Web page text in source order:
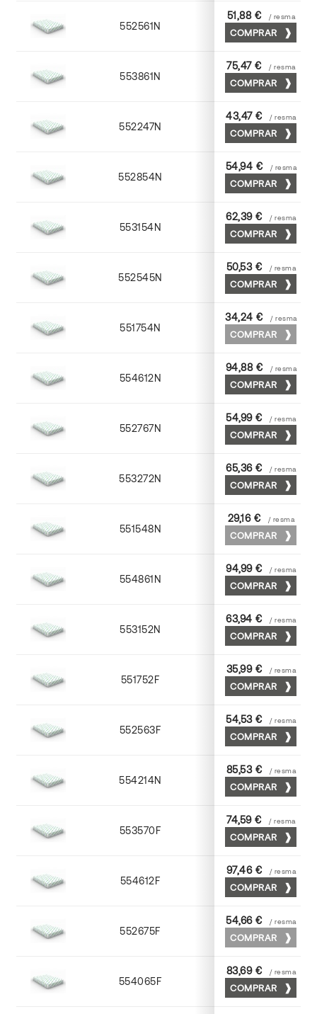
552561N 63 x 88
51,88 € / resma
COMPRAR
553861N 63 x 88
75,47 € / resma
COMPRAR
552247N 45 x 64
43,47 € / resma
COMPRAR
552854N 52 x 70
54,94 € / resma
COMPRAR
553154N 52 x 70
62,39 € / resma
COMPRAR
552545N 45 x 64
50,53 € / resma
COMPRAR
551754N 52 x 70
34,24 € / resma
COMPRAR
554612N 72 x 102
94,88 € / resma
COMPRAR
552767N 65 x 90
54,99 € / resma
COMPRAR
553272N 70 x 100
65,36 € / resma
COMPRAR
551548N 45 x 64
29,16 € / resma
COMPRAR
554861N 63 x 88
94,99 € / resma
COMPRAR
553152N 52 x 70
63,94 € / resma
COMPRAR
551752F 52 x 70
35,99 € / resma
COMPRAR
552563F 63 x 88
54,53 € / resma
COMPRAR
554214N 72 x 102
85,53 € / resma
COMPRAR
553570F 70 x 100
74,59 € / resma
COMPRAR
554612F 72 x 102
97,46 € / resma
COMPRAR
552675F 75 x 53
54,66 € / resma
COMPRAR
554065F 65 x 90
83,69 € / resma
COMPRAR